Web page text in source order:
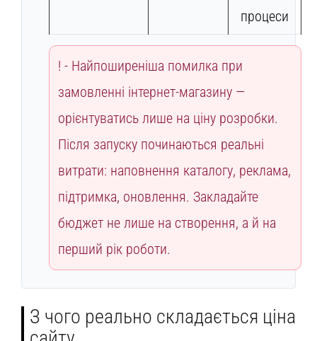
процеси
Найпоширеніша помилка при
замовленні інтернет-магазину —
орієнтуватись лише на ціну розробки.
Після запуску починаються реальні
витрати: наповнення каталогу, реклама,
підтримка, оновлення. Закладайте
бюджет не лише на створення, а й на
перший рік роботи.
З чого реально складається ціна